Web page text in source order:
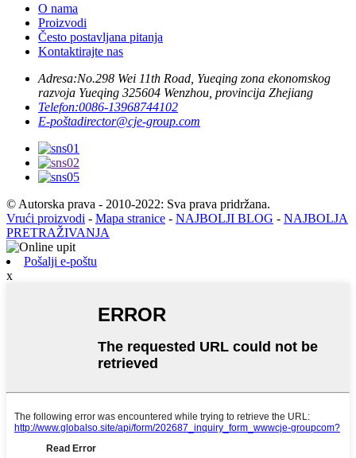
O nama
Proizvodi
Često postavljana pitanja
Kontaktirajte nas
Adresa:No.298 Wei 11th Road, Yueqing zona ekonomskog
razvoja Yueqing 325604 Wenzhou, provincija Zhejiang
Telefon:0086-13968744102
E-poštadirector@cje-group.com
© Autorska prava - 2010-2022: Sva prava pridržana.
Vrući proizvodi - Mapa stranice - NAJBOLJI BLOG - NAJBOLJA
PRETRAŽIVANJA
Pošalji e-poštu
x